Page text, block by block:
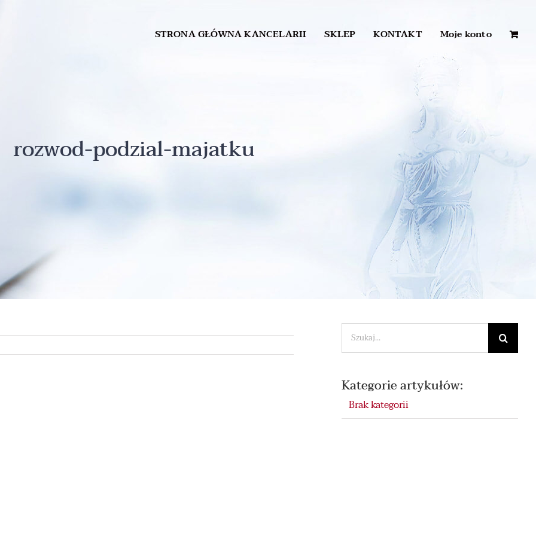
STRONA GŁÓWNA KANCELARII SKLEP KONTAKT Moje konto
rozwod-podzial-majatku
Kategorie artykułów:
Brak kategorii